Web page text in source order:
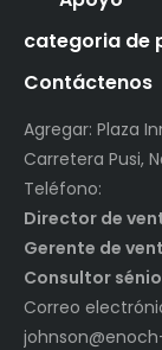
categoria de
Contáctenos
Agregar: Plaza
Carretera Pusi,
Teléfono:
Director de
Gerente de
Consultor
Correo